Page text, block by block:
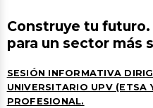
Construye tu
para un sector más
SESIÓN INFORMATIVA
UNIVERSITARIO UPV (ETSA
PROFESIONAL.